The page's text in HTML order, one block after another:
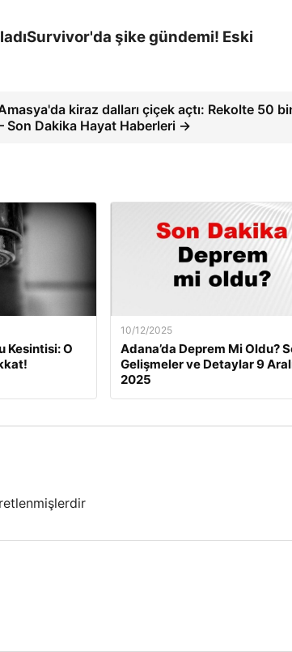
Survivor'da şike gündemi! Eski
kiraz dalları çiçek açtı: Rekolte 50
Son Dakika Hayat Haberleri →
Kesintisi: O
10/12/2025
Adana’da Deprem Mi Oldu?
Gelişmeler ve Detaylar 9
2025